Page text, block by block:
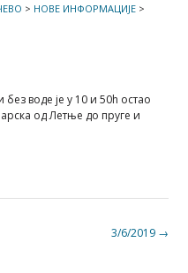
> НОВЕ ИНФОРМАЦИЈЕ >
воде је у 10 и 50h остао
од Летње до пруге и
3/6/2019 →